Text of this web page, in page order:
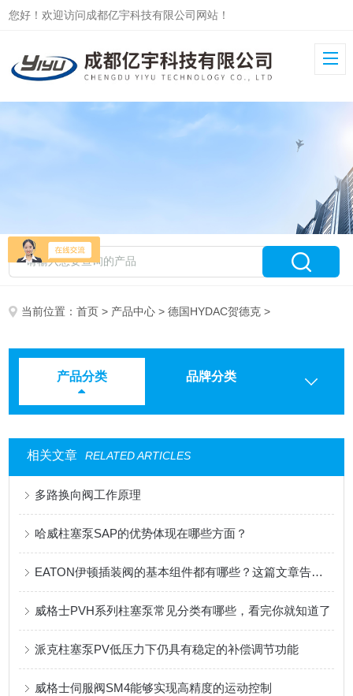
您好！欢迎访问成都亿宇科技有限公司网站！
当前位置：首页 > 产品中心 >德国HYDAC贺德克 >
产品分类 品牌分类
相关文章 RELATED ARTICLES
多路换向阀工作原理
哈威柱塞泵SAP的优势体现在哪些方面？
EATON伊顿插装阀的基本组件都有哪些？这篇文章告诉你
威格士PVH系列柱塞泵常见分类有哪些，看完你就知道了
派克柱塞泵PV低压力下仍具有稳定的补偿调节功能
威格士伺服阀SM4能够实现高精度的运动控制